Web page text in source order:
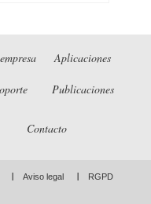
Aplicaciones
Publicaciones
Contacto
Aviso legal
RGPD